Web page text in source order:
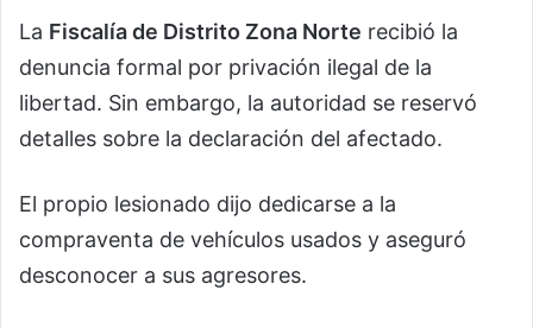
La Fiscalía de Distrito Zona Norte recibió la
denuncia formal por privación ilegal de la
libertad. Sin embargo, la autoridad se reservó
detalles sobre la declaración del afectado.
El propio lesionado dijo dedicarse a la
compraventa de vehículos usados y aseguró
desconocer a sus agresores.